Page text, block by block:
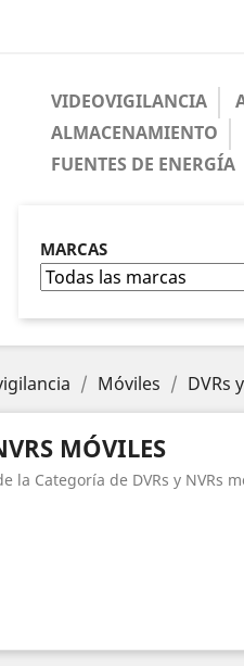
VIDEOVIGILANCIA
ALMACENAMIENTO
FUENTES DE ENERGÍA
MARCAS
Móviles DVRs
MÓVILES
la Categoría de DVRs y NVRs